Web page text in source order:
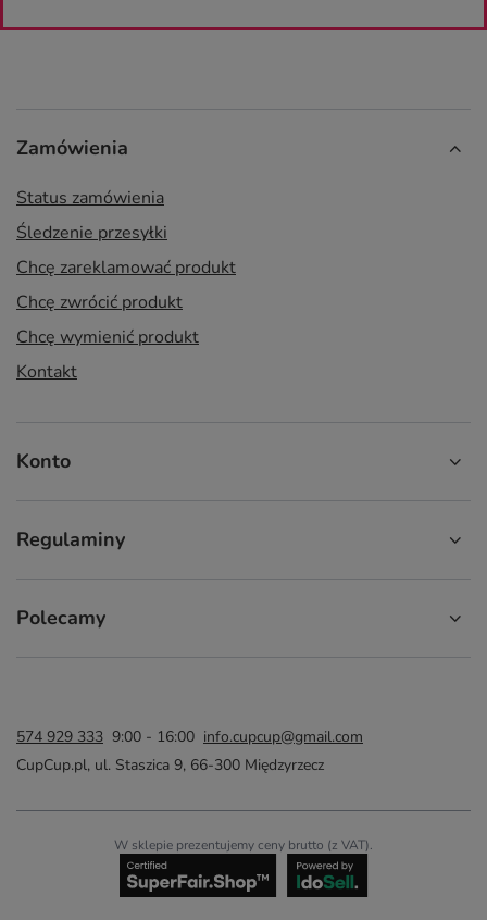
Zamówienia
Status zamówienia
Śledzenie przesyłki
Chcę zareklamować produkt
Chcę zwrócić produkt
Chcę wymienić produkt
Kontakt
Konto
Regulaminy
Polecamy
574 929 333 9:00 - 16:00 info.cupcup@gmail.com
CupCup.pl, ul. Staszica 9, 66-300 Międzyrzecz
W sklepie prezentujemy ceny brutto (z VAT).